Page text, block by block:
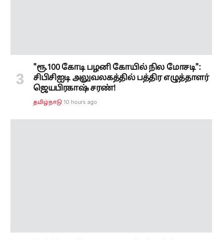
"ரூ.100 கோடி பழனி கோயில் நில மோசடி":
சிபிசிஐடி அலுவலகத்தில் பத்திர எழுத்தாளர்
ஜெயபிரகாஷ் சரண்!
தமிழ்நாடு 10 hours ago